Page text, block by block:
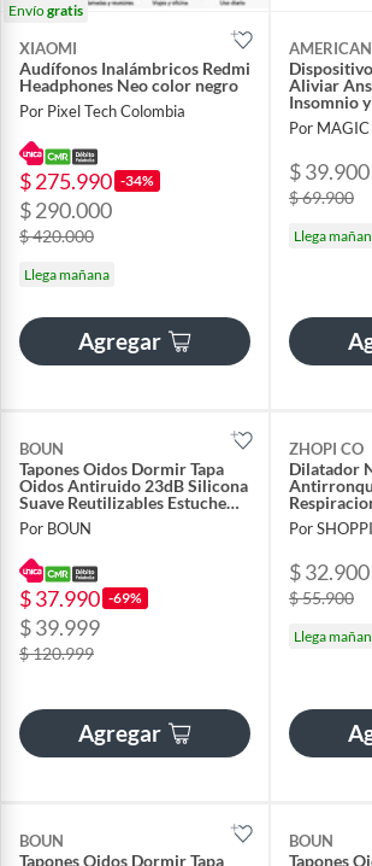
Envíogratis
XIAOMI
Audífonos Inalámbricos Redmi
Headphones Neo color negro
Por Pixel Tech Colombia
$ 275.990 -34%
$ 290.000
$ 420.000
Llega mañana
Agregar
Aliviar
Insomnio
Por
$ 39.900
$ 69.900
Llega
BOUN
Tapones Oidos Dormir Tapa
Oidos Antiruido 23dB Silicona
Suave Reutilizables Estuche
Negro
Por BOUN
$ 37.990 -69%
$ 39.999
$ 120.999
Agregar
ZHOPI CO
Dilatador
$ 32.900
$ 55.900
Llega
BOUN
Tapones Oidos Dormir Tapa
BOUN
Tapones